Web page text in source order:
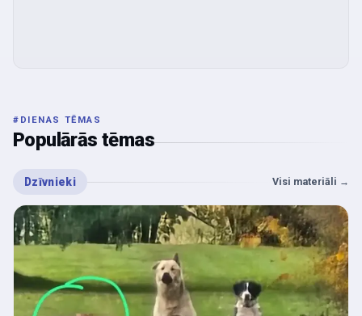
# DIENAS TĒMAS
Populārās tēmas
Dzīvnieki Visi materiāli →